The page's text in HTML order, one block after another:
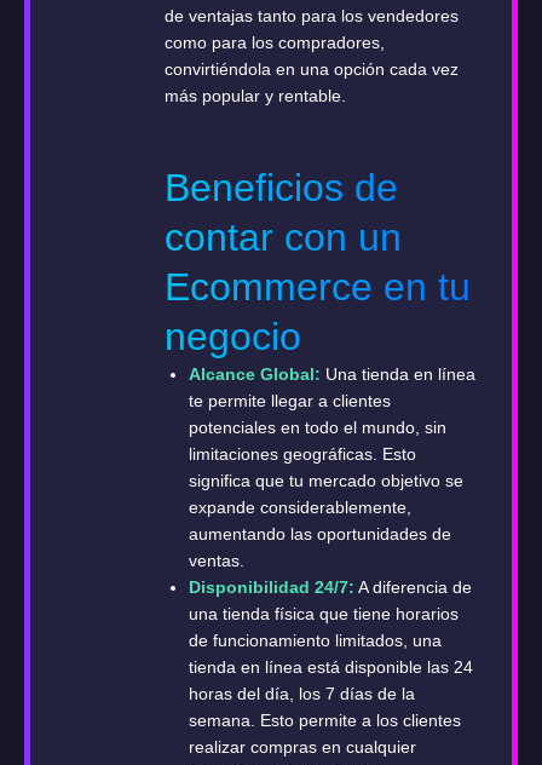
de ventajas tanto para los vendedores
como para los compradores,
convirtiéndola en una opción cada vez
más popular y rentable.
Beneficios de
contar con un
Ecommerce en tu
negocio
Alcance Global: Una tienda en línea
te permite llegar a clientes
potenciales en todo el mundo, sin
limitaciones geográficas. Esto
significa que tu mercado objetivo se
expande considerablemente,
aumentando las oportunidades de
ventas.
Disponibilidad 24/7: A diferencia de
una tienda física que tiene horarios
de funcionamiento limitados, una
tienda en línea está disponible las 24
horas del día, los 7 días de la
semana. Esto permite a los clientes
realizar compras en cualquier